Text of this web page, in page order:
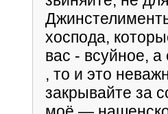
хоспода,
вас - всуйное, а
, то и это
закрывайте за